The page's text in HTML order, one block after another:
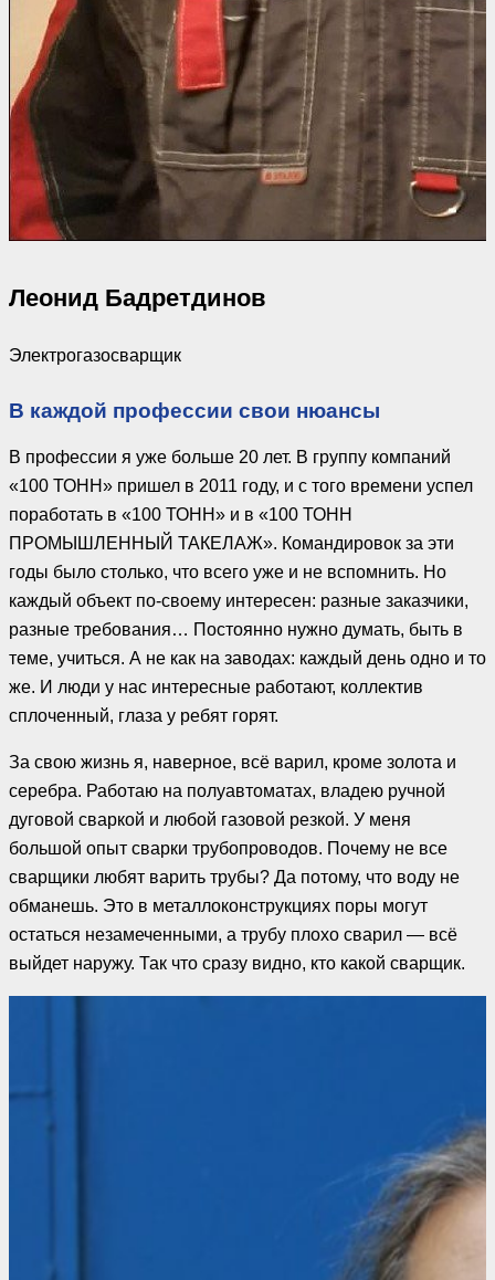
Леонид Бадретдинов
Электрогазосварщик
В каждой профессии свои нюансы
В профессии я уже больше 20 лет. В группу компаний
«100 ТОНН» пришел в 2011 году, и с того времени успел
поработать в «100 ТОНН» и в «100 ТОНН
ПРОМЫШЛЕННЫЙ ТАКЕЛАЖ». Командировок за эти
годы было столько, что всего уже и не вспомнить. Но
каждый объект по-своему интересен: разные заказчики,
разные требования… Постоянно нужно думать, быть в
теме, учиться. А не как на заводах: каждый день одно и то
же. И люди у нас интересные работают, коллектив
сплоченный, глаза у ребят горят.
За свою жизнь я, наверное, всё варил, кроме золота и
серебра. Работаю на полуавтоматах, владею ручной
дуговой сваркой и любой газовой резкой. У меня
большой опыт сварки трубопроводов. Почему не все
сварщики любят варить трубы? Да потому, что воду не
обманешь. Это в металлоконструкциях поры могут
остаться незамеченными, а трубу плохо сварил — всё
выйдет наружу. Так что сразу видно, кто какой сварщик.